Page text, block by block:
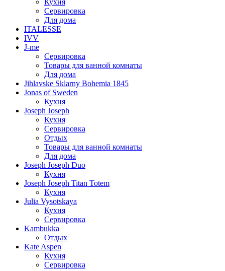
Кухня
Сервировка
Для дома
ITALESSE
IVV
J-me
Сервировка
Товары для ванной комнаты
Для дома
Jihlavske Sklarny Bohemia 1845
Jonas of Sweden
Кухня
Joseph Joseph
Кухня
Сервировка
Отдых
Товары для ванной комнаты
Для дома
Joseph Joseph Duo
Кухня
Joseph Joseph Titan Totem
Кухня
Julia Vysotskaya
Кухня
Сервировка
Kambukka
Отдых
Kate Aspen
Кухня
Сервировка